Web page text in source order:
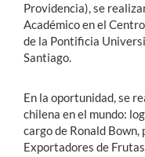
Alumni
Providencia), se
Académico en el
de la Pontificia
Santiago.
En la oportunidad, se
chilena en el mundo:
cargo de Ronald
Exportadores de